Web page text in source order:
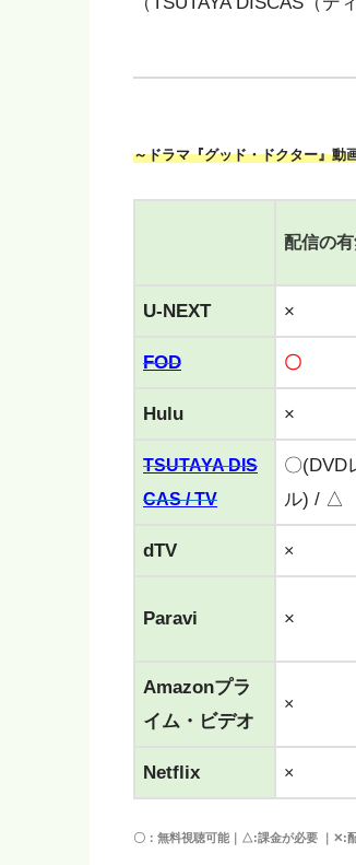
～ドラマ『グッド・ドクター』動
配信の
U-NEXT ×
FOD 〇
Hulu ×
TSUTAYA DIS
CAS / TV
〇(DVD
ル) / △
dTV ×
Paravi ×
Amazonプラ
イム・ビデオ
×
Netflix ×
〇：無料視聴可能｜△:課金が必要 ｜✕: